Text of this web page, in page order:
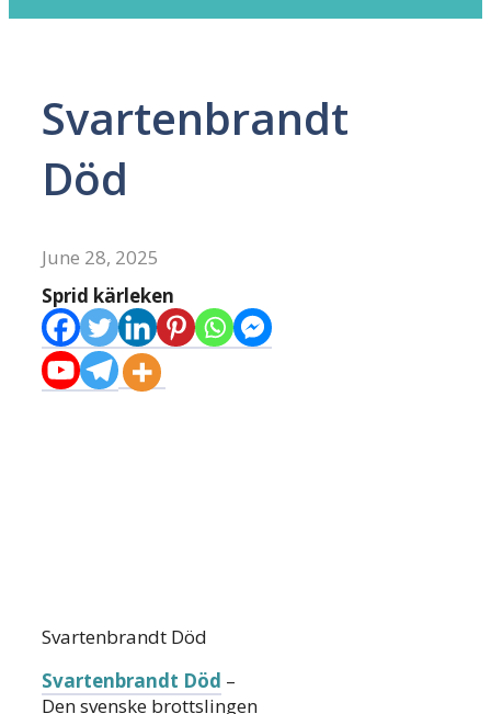
Svartenbrandt
Död
June 28, 2025
Sprid kärleken
Svartenbrandt Död
Svartenbrandt Död –
Den svenske brottslingen